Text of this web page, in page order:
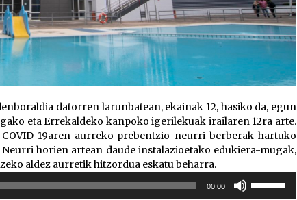
datorren larunbatean, ekainak 12, hasiko da, egun
eta Errekaldeko kanpoko igerilekuak irailaren 12ra arte.
19aren aurreko prebentzio-neurri berberak hartuko
horien artean daude instalazioetako edukiera-mugak,
aldez aurretik hitzordua eskatu beharra.
00:00